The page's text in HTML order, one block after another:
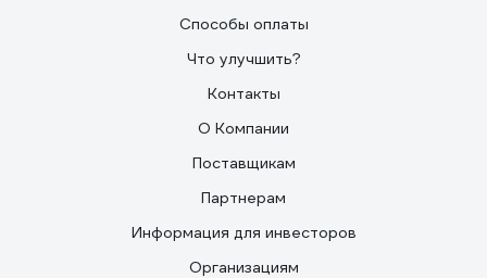
Способы оплаты
Что улучшить?
Контакты
О Компании
Поставщикам
Партнерам
Информация для инвесторов
Организациям